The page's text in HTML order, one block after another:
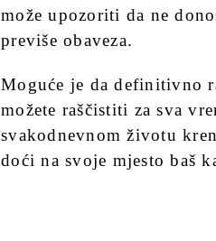
može upozoriti da ne
previše obaveza.
Moguće je da definitivno
možete raščistiti za sva
svakodnevnom životu
doći na svoje mjesto baš